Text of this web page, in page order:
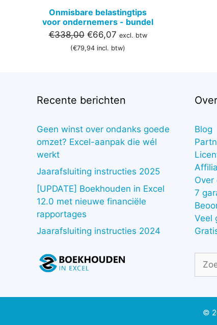
Onmisbare belastingtips
voor ondernemers - bundel
€338,00 Oorspronkelijke
prijs
€66,07Huidige
prijs
excl. btw
(€79,94 incl. btw)
Recente berichten
Geen winst over ondanks goede
omzet? Excel-aanpak die wél
werkt
Jaarafsluiting instructies 2025
[UPDATE] Boekhouden in Excel
12.0 met nieuwe financiële
rapportages
Jaarafsluiting instructies 2024
Over
Blog
Over
7
Veel
naar:
©